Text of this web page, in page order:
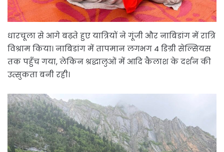
धारचूला से आगे बढ़ते हुए यात्रियों ने गूंजी और नाबिडांग में रात्रि
विश्राम किया। नाबिडांग में तापमान लगभग 4 डिग्री सेल्सियस
तक पहुँच गया, लेकिन श्रद्धालुओं में आदि कैलाश के दर्शन की
उत्सुकता बनी रही।